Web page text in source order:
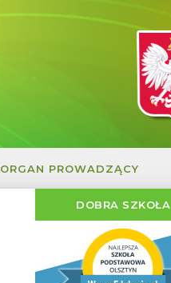
ORGAN PROWADZĄCY
kwietnia
DOBRA SZKOŁA